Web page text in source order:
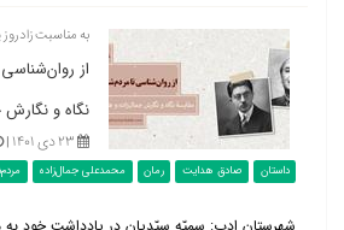
به مناسبت زادروز
نگاه و
۲۳ دی ۱۴۰۱ |
داستان صادق هدایت رمان محمدعلی جمال‌زاده